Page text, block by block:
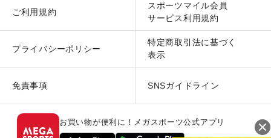
ご利用規約
スポーツマイル会員
サービス利用規約
プライバシーポリシー
特定商取引法に基づく
表示
免責事項 SNSガイドライン
お買い物が便利に！メガスポーツ公式アプリ